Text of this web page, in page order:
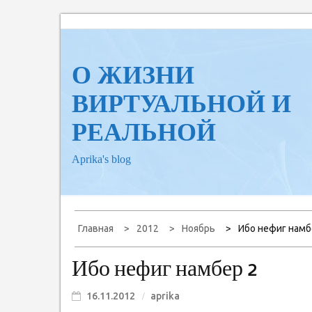
О ЖИЗНИ
ВИРТУАЛЬНОЙ И
РЕАЛЬНОЙ
Aprika's blog
Главная 2012 Ноябрь Ибо нефиг
Ибо нефиг намбер 2
16.11.2012 aprika